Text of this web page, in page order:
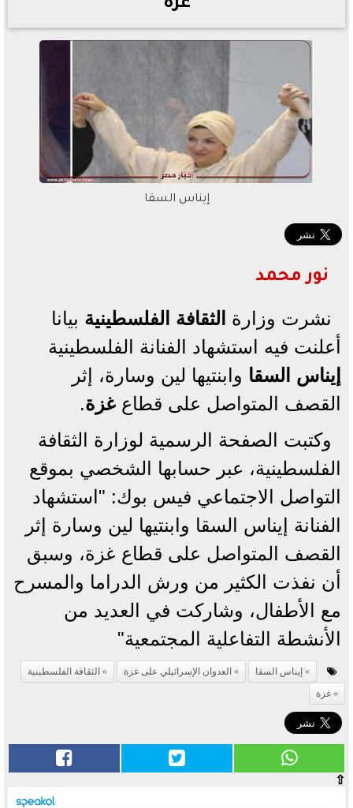
غزة
إيناس السقا
نور محمد
نشرت وزارة الثقافة الفلسطينية بيانا
أعلنت فيه استشهاد الفنانة الفلسطينية
إيناس السقا وابنتيها لين وسارة، إثر
القصف المتواصل على قطاع غزة.
وكتبت الصفحة الرسمية لوزارة الثقافة
الفلسطينية، عبر حسابها الشخصي بموقع
التواصل الاجتماعي فيس بوك: "استشهاد
الفنانة إيناس السقا وابنتيها لين وسارة إثر
القصف المتواصل على قطاع غزة، وسبق
أن نفذت الكثير من ورش الدراما والمسرح
مع الأطفال، وشاركت في العديد من
الأنشطة التفاعلية المجتمعية"
إيناس السقا العدوان الإسرائيلي على غزة
الثقافة الفلسطينية
غزة
⇧